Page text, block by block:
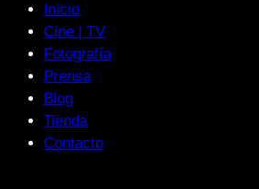
Inicio
Cine | TV
Fotografía
Prensa
Blog
Tienda
Contacto